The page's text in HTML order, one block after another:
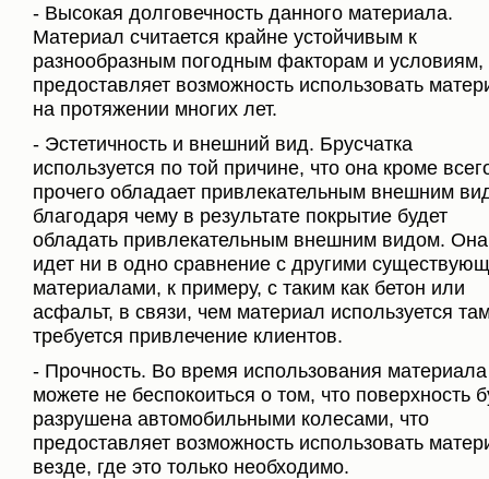
- Высокая долговечность данного материала.
Материал считается крайне устойчивым к
разнообразным погодным факторам и условиям,
предоставляет возможность использовать
на протяжении многих лет.
- Эстетичность и внешний вид. Брусчатка
используется по той причине, что она кроме
прочего обладает привлекательным внешним
благодаря чему в результате покрытие будет
обладать привлекательным внешним видом.
идет ни в одно сравнение с другими
материалами, к примеру, с таким как бетон или
асфальт, в связи, чем материал используется
требуется привлечение клиентов.
- Прочность. Во время использования
можете не беспокоиться о том, что поверхность
разрушена автомобильными колесами, что
предоставляет возможность использовать
везде, где это только необходимо.